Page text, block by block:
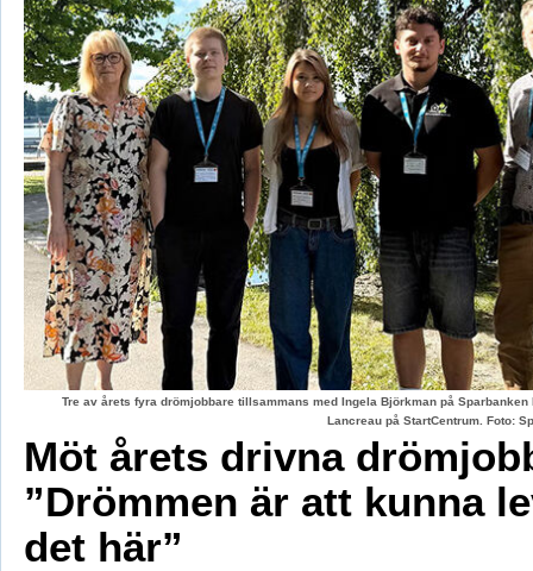
Tre av årets fyra drömjobbare tillsammans med Ingela Björkman på
Lancreau på StartCentrum. Foto:
Möt årets drivna
”Drömmen är att kunna
det här”